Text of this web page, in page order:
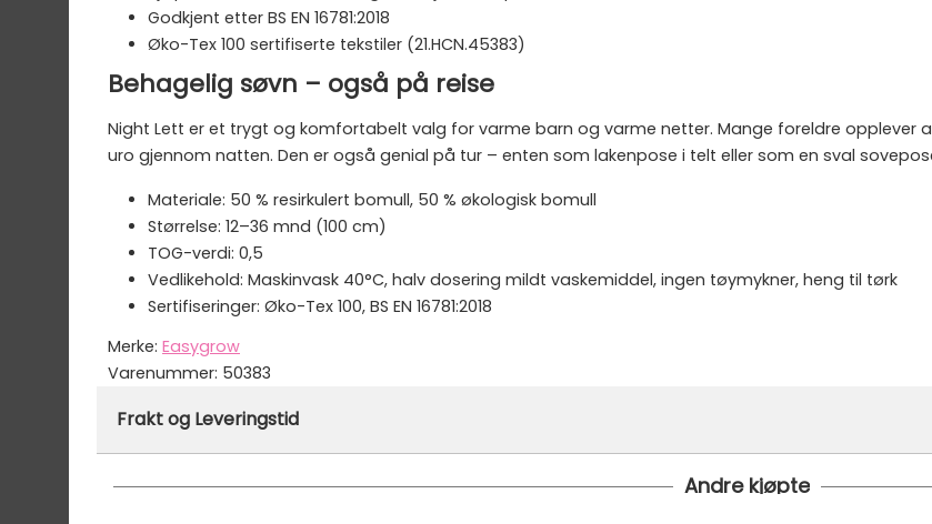
Godkjent etter BS EN 16781:2018
Øko-Tex 100 sertifiserte tekstiler (21.HCN.45383)
Behagelig søvn – også på reise
Night Lett er et trygt og komfortabelt valg for varme barn og varme netter. Mange foreldre opplever
uro gjennom natten. Den er også genial på tur – enten som lakenpose i telt eller som en sval
Materiale: 50 % resirkulert bomull, 50 % økologisk bomull
Størrelse: 12–36 mnd (100 cm)
TOG-verdi: 0,5
Vedlikehold: Maskinvask 40°C, halv dosering mildt vaskemiddel, ingen tøymykner, heng til tørk
Sertifiseringer: Øko-Tex 100, BS EN 16781:2018
Merke: Easygrow
Varenummer: 50383
Frakt og Leveringstid
Denne varen er ikke lager hos oss, men vil bli bestilt inn til deg og avsendt så snart den kommer
Andre kjøpte